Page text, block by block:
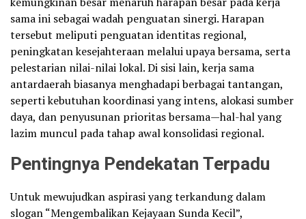
sama ini sebagai wadah penguatan sinergi. Harapan
tersebut meliputi penguatan identitas regional,
peningkatan kesejahteraan melalui upaya bersama, serta
pelestarian nilai-nilai lokal. Di sisi lain, kerja sama
antardaerah biasanya menghadapi berbagai tantangan,
seperti kebutuhan koordinasi yang intens, alokasi sumber
daya, dan penyusunan prioritas bersama—hal-hal yang
lazim muncul pada tahap awal konsolidasi regional.
Pentingnya Pendekatan Terpadu
Untuk mewujudkan aspirasi yang terkandung dalam
slogan “Mengembalikan Kejayaan Sunda Kecil”,